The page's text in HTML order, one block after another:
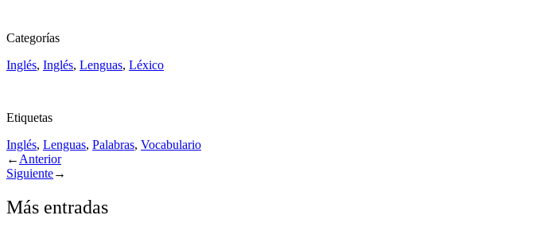
Categorías
Inglés, Inglés, Lenguas, Léxico
Etiquetas
Inglés, Lenguas, Palabras, Vocabulario
←Anterior
Siguiente→
Más entradas